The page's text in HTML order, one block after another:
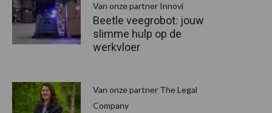
Van onze partner Innovi
Beetle veegrobot: jouw
slimme hulp op de
werkvloer
Van onze partner The Legal
Company